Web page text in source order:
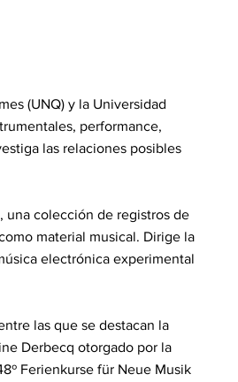
(UNQ) y la Universidad
performance,
las relaciones posibles
una colección de registros de
material musical. Dirige la
electrónica experimental
las que se destacan la
Derbecq otorgado por la
Ferienkurse für Neue Musik